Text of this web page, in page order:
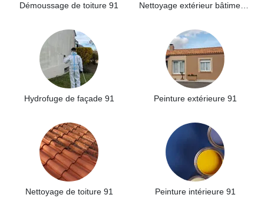
Démoussage de toiture 91
Hydrofuge de façade 91 Peinture extérieure 91
Nettoyage de toiture 91 Peinture intérieure 91